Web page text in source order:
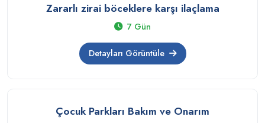
Zararlı zirai böceklere karşı ilaçlama
7 Gün
Detayları Görüntüle
Çocuk Parkları Bakım ve Onarım